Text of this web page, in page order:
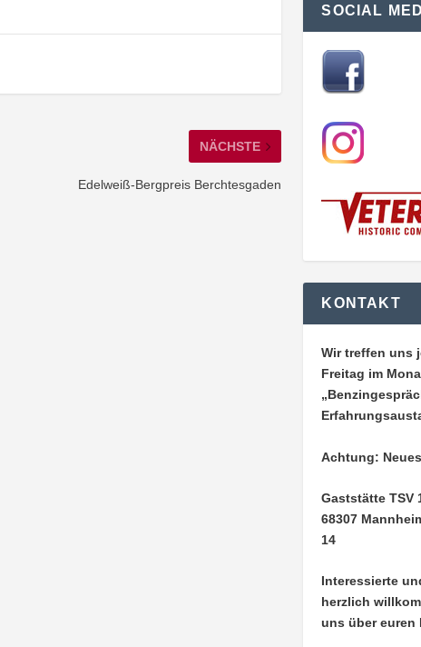
NÄCHSTE
Edelweiß-Bergpreis Berchtesgaden
SOCIAL
KONTAKT
Wir treffen uns
Freitag im
Achtung:
Gaststätte TSV
68307
14
Interessierte
herzlich
uns über euren